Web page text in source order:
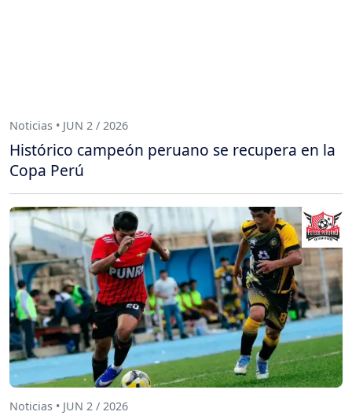
Noticias • JUN 2 / 2026
Histórico campeón peruano se recupera en la
Copa Perú
Noticias • JUN 2 / 2026